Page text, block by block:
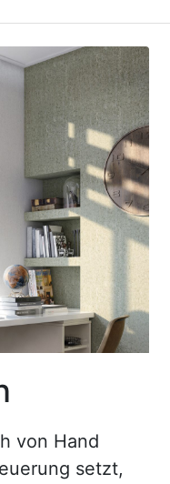
von Hand
setzt,